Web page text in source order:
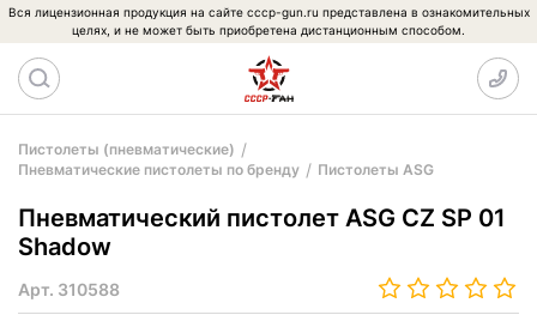
Вся лицензионная продукция на сайте cccp-gun.ru представлена в ознакомительных
целях, и не может быть приобретена дистанционным способом.
Пистолеты (пневматические)
Пневматические пистолеты по бренду
Пистолеты ASG
Пневматический пистолет ASG CZ SP 01
Shadow
Арт. 310588